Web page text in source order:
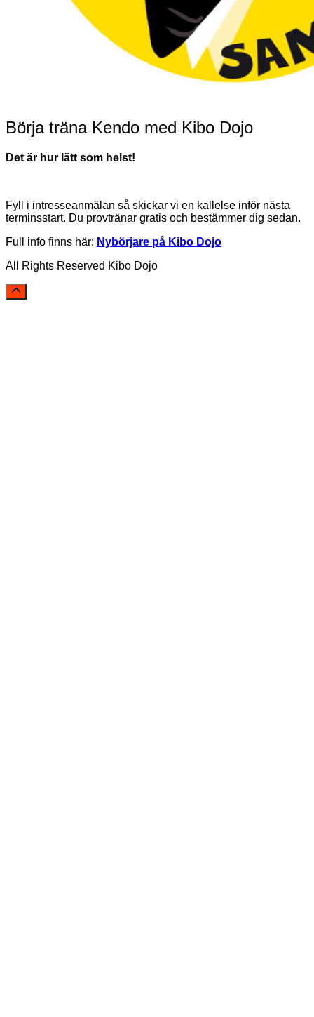
Börja träna Kendo med Kibo Dojo
Det är hur lätt som helst!
Fyll i intresseanmälan så skickar vi en kallelse inför nästa
terminsstart. Du provtränar gratis och bestämmer dig sedan.
Full info finns här: Nybörjare på Kibo Dojo
All Rights Reserved Kibo Dojo